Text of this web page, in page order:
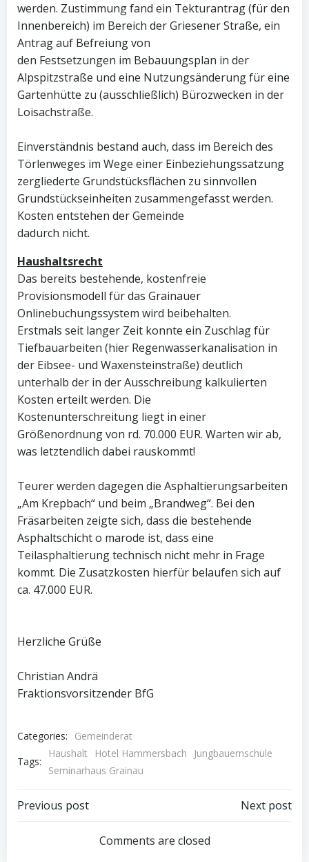
werden. Zustimmung fand ein Tekturantrag (für den
Innenbereich) im Bereich der Griesener Straße, ein
Antrag auf Befreiung von
den Festsetzungen im Bebauungsplan in der
Alpspitzstraße und eine Nutzungsänderung für eine
Gartenhütte zu (ausschließlich) Bürozwecken in der
Loisachstraße.
Einverständnis bestand auch, dass im Bereich des
Törlenweges im Wege einer Einbeziehungssatzung
zergliederte Grundstücksflächen zu sinnvollen
Grundstückseinheiten zusammengefasst werden.
Kosten entstehen der Gemeinde
dadurch nicht.
Haushaltsrecht
Das bereits bestehende, kostenfreie
Provisionsmodell für das Grainauer
Onlinebuchungssystem wird beibehalten.
Erstmals seit langer Zeit konnte ein Zuschlag für
Tiefbauarbeiten (hier Regenwasserkanalisation in
der Eibsee- und Waxensteinstraße) deutlich
unterhalb der in der Ausschreibung kalkulierten
Kosten erteilt werden. Die
Kostenunterschreitung liegt in einer
Größenordnung von rd. 70.000 EUR. Warten wir ab,
was letztendlich dabei rauskommt!
Teurer werden dagegen die Asphaltierungsarbeiten
„Am Krepbach“ und beim „Brandweg“. Bei den
Fräsarbeiten zeigte sich, dass die bestehende
Asphaltschicht o marode ist, dass eine
Teilasphaltierung technisch nicht mehr in Frage
kommt. Die Zusatzkosten hierfür belaufen sich auf
ca. 47.000 EUR.
Herzliche Grüße
Christian Andrä
Fraktionsvorsitzender BfG
Categories:
Gemeinderat
Tags:
Haushalt Hotel Hammersbach
Jungbauernschule
Seminarhaus Grainau
Post
navigation
Previous post
navigation
Next post
Comments are closed